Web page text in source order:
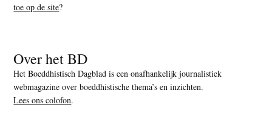
toe op de site?
Over het BD
Het Boeddhistisch Dagblad is een onafhankelijk journalistiek
webmagazine over boeddhistische thema’s en inzichten.
Lees ons colofon.